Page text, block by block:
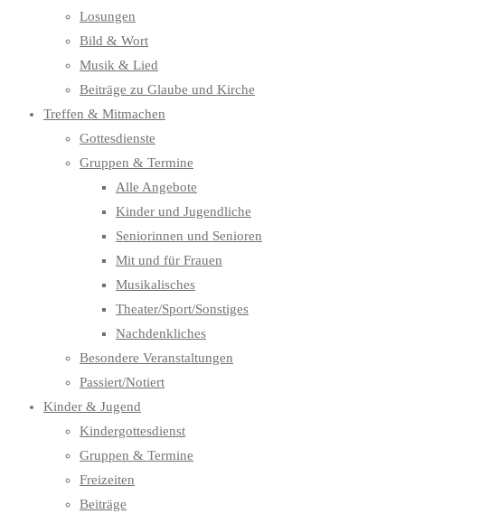
Losungen
Bild & Wort
Musik & Lied
Beiträge zu Glaube und Kirche
Treffen & Mitmachen
Gottesdienste
Gruppen & Termine
Alle Angebote
Kinder und Jugendliche
Seniorinnen und Senioren
Mit und für Frauen
Musikalisches
Theater/Sport/Sonstiges
Nachdenkliches
Besondere Veranstaltungen
Passiert/Notiert
Kinder & Jugend
Kindergottesdienst
Gruppen & Termine
Freizeiten
Beiträge